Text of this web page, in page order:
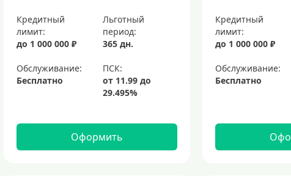
Кредитный
лимит:
до 1 000 000 ₽
Льготный
период:
365 дн.
Обслуживание:
Бесплатно
Оформить
Кредитный
лимит:
до 1 000 000 ₽
Обслуживание:
Бесплатно